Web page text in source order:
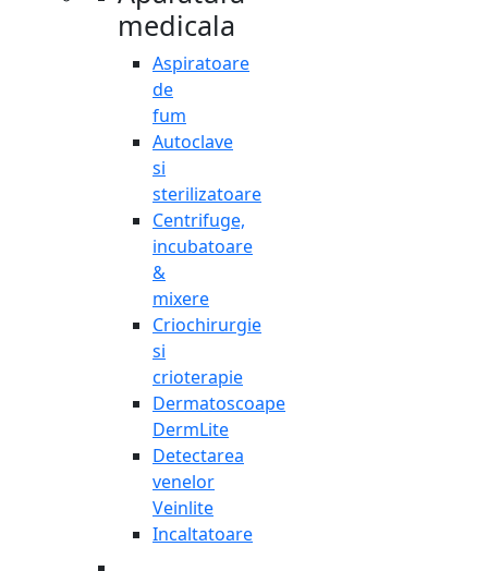
medicala
Aspiratoare
de
fum
Autoclave
si
sterilizatoare
Centrifuge,
incubatoare
&
mixere
Criochirurgie
si
crioterapie
Dermatoscoape
DermLite
Detectarea
venelor
Veinlite
Incaltatoare